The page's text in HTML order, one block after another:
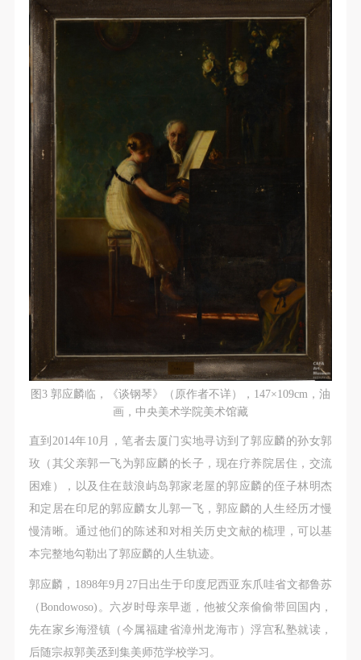
图3 郭应麟临，《谈钢琴》（原作者不详），147×109cm，油
画，中央美术学院美术馆藏
直到2014年10月，笔者去厦门实地寻访到了郭应麟的孙女郭
玫（其父亲郭一飞为郭应麟的长子，现在疗养院居住，交流
困难），以及住在鼓浪屿岛郭家老屋的郭应麟的侄子林明杰
和定居在印尼的郭应麟女儿郭一飞，郭应麟的人生经历才慢
慢清晰。通过他们的陈述和对相关历史文献的梳理，可以基
本完整地勾勒出了郭应麟的人生轨迹。
郭应麟，1898年9月27日出生于印度尼西亚东爪哇省文都鲁苏
（Bondowoso)。六岁时母亲早逝，他被父亲偷偷带回国内，
先在家乡海澄镇（今属福建省漳州龙海市）浮宫私塾就读，
后随宗叔郭美丞到集美师范学校学习。
极策划国际、国内多视角、多领域的展览、论坛及公
共教育活动，为美院师生、中外艺术家以及社会公众
提供一个交流、学习、展示的平台。作为一家公益性
单位，其开展的公共教育活动以学术性和公益性为
主。
（3）、乙方为甲方拍摄中央美术学院公共教育部所
有公教活动。
二、拍摄内容、使用形式、使用地域范围
（1）、拍摄内容 乙方拍摄的带有甲方肖像的作品内
容包括：①中央美术学院美术馆②中央美术学院校园
内○3由中央美术学院公共教育部策划或执行的一切活
动。
（2）、使用形式 用于中央美术学院图书出版、销售
附带光盘及宣传资料。
（3）、使用地域范围
适用地域范围包括国内和国外。
使用肖像的媒介限于不损害甲方肖像权的任何媒介
（如杂志、网络等）。
三、肖像权使用期限
永久使用。
四、许可使用费用
带有甲方肖像作品的拍摄费用由乙方承担。
乙方于拍摄完带有甲方肖像的作品无需支付甲方任何
费用。
附则
（1）、本协议未尽事宜，经双方友好协商后可作为
本协议的补充协议，并不得违反相关法律法规规定。
（2）、本协议自甲乙双方签字（盖章）、勾选之日
起生效。
极策划国际、国内多视角、多领域的展览、论坛及公
共教育活动，为美院师生、中外艺术家以及社会公众
提供一个交流、学习、展示的平台。作为一家公益性
单位，其开展的公共教育活动以学术性和公益性为
主。
（3）、乙方为甲方拍摄中央美术学院公共教育部所
有公教活动。
二、拍摄内容、使用形式、使用地域范围
（1）、拍摄内容 乙方拍摄的带有甲方肖像的作品内
容包括：①中央美术学院美术馆②中央美术学院校园
内○3由中央美术学院公共教育部策划或执行的一切活
动。
（2）、使用形式 用于中央美术学院图书出版、销售
附带光盘及宣传资料。
（3）、使用地域范围
适用地域范围包括国内和国外。
使用肖像的媒介限于不损害甲方肖像权的任何媒介
（如杂志、网络等）。
三、肖像权使用期限
永久使用。
四、许可使用费用
带有甲方肖像作品的拍摄费用由乙方承担。
乙方于拍摄完带有甲方肖像的作品无需支付甲方任何
费用。
附则
（1）、本协议未尽事宜，经双方友好协商后可作为
本协议的补充协议，并不得违反相关法律法规规定。
（2）、本协议自甲乙双方签字（盖章）、勾选之日
起生效。
极策划国际、国内多视角、多领域的展览、论坛及公
共教育活动，为美院师生、中外艺术家以及社会公众
提供一个交流、学习、展示的平台。作为一家公益性
单位，其开展的公共教育活动以学术性和公益性为
主。
（3）、乙方为甲方拍摄中央美术学院公共教育部所
有公教活动。
二、拍摄内容、使用形式、使用地域范围
（1）、拍摄内容 乙方拍摄的带有甲方肖像的作品内
容包括：①中央美术学院美术馆②中央美术学院校园
内○3由中央美术学院公共教育部策划或执行的一切活
动。
（2）、使用形式 用于中央美术学院图书出版、销售
附带光盘及宣传资料。
（3）、使用地域范围
适用地域范围包括国内和国外。
使用肖像的媒介限于不损害甲方肖像权的任何媒介
（如杂志、网络等）。
三、肖像权使用期限
永久使用。
四、许可使用费用
带有甲方肖像作品的拍摄费用由乙方承担。
乙方于拍摄完带有甲方肖像的作品无需支付甲方任何
费用。
附则
（1）、本协议未尽事宜，经双方友好协商后可作为
本协议的补充协议，并不得违反相关法律法规规定。
（2）、本协议自甲乙双方签字（盖章）、勾选之日
起生效。